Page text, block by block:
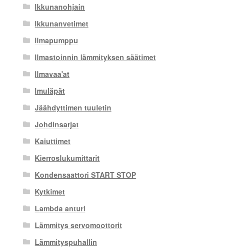
Ikkunanohjain
Ikkunanvetimet
Ilmapumppu
Ilmastoinnin lämmityksen säätimet
Ilmavaa'at
Imuläpät
Jäähdyttimen tuuletin
Johdinsarjat
Kaiuttimet
Kierroslukumittarit
Kondensaattori START STOP
Kytkimet
Lambda anturi
Lämmitys servomoottorit
Lämmityspuhallin